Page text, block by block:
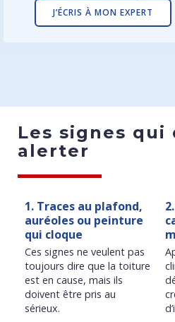
J’ÉCRIS À MON EXPERT
Les signes qui
alerter
1. Traces au plafond,
auréoles ou peinture
qui cloque
Ces signes ne veulent pas
toujours dire que la toiture
est en cause, mais ils
doivent être pris au
sérieux.